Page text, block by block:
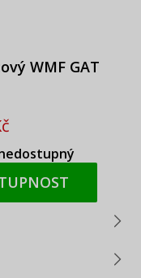
WMF GAT